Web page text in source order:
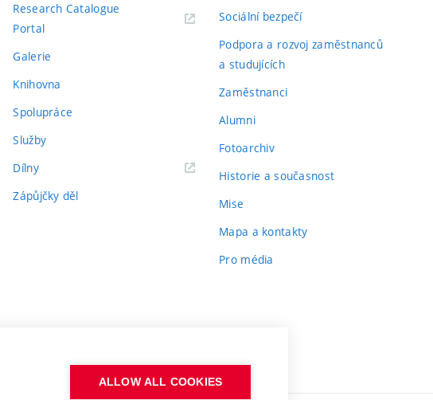
Research Catalogue
Portal
Galerie
Knihovna
Spolupráce
Služby
Dílny
Zápůjčky děl
Sociální bezpečí
Podpora a rozvoj zaměstnanců
a studujících
Zaměstnanci
Alumni
Fotoarchiv
Historie a současnost
Mise
Mapa a kontakty
Pro média
ALLOW ALL COOKIES